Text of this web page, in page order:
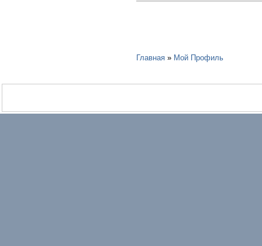
Главная » Мой Профиль